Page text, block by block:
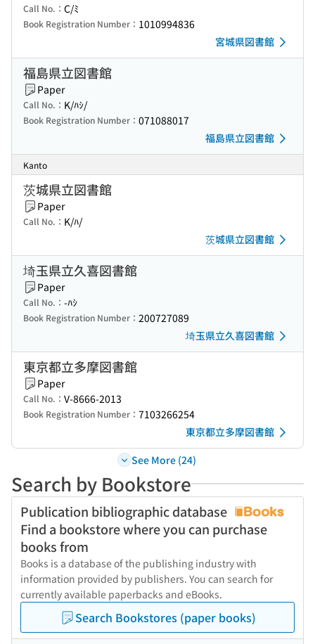
Call No.： C/ﾐ
Book Registration Number： 1010994836
宮城県図書館
福島県立図書館
Paper
Call No.： K/ﾊｼ/
Book Registration Number： 071088017
福島県立図書館
Kanto
茨城県立図書館
Paper
Call No.： K/ﾊ/
茨城県立図書館
埼玉県立久喜図書館
Paper
Call No.： -ﾊｼ
Book Registration Number： 200727089
埼玉県立久喜図書館
東京都立多摩図書館
Paper
Call No.： V-8666-2013
Book Registration Number： 7103266254
東京都立多摩図書館
See More (24)
Search by Bookstore
Publication bibliographic database
Find a bookstore where you can purchase
books from
Books is a database of the publishing industry with
information provided by publishers. You can search for
currently available paperbacks and eBooks.
Search Bookstores (paper books)